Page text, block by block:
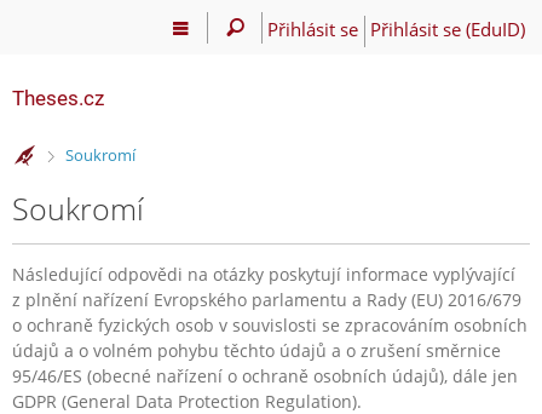
Přihlásit se Přihlásit se (EduID)
Theses.cz
>
Soukromí
Soukromí
Následující odpovědi na otázky poskytují informace vyplývající
z plnění nařízení Evropského parlamentu a Rady (EU) 2016/679
o ochraně fyzických osob v souvislosti se zpracováním osobních
údajů a o volném pohybu těchto údajů a o zrušení směrnice
95/46/ES (obecné nařízení o ochraně osobních údajů), dále jen
GDPR (General Data Protection Regulation).